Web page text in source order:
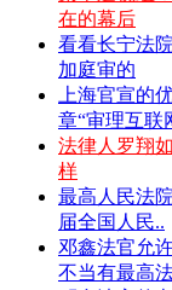
在的幕后
看看长宁法
加庭审的
上海官宣的
章“审理互联
法律人罗翔
样
最高人民法
届全国人民..
邓鑫法官允
不当有最高